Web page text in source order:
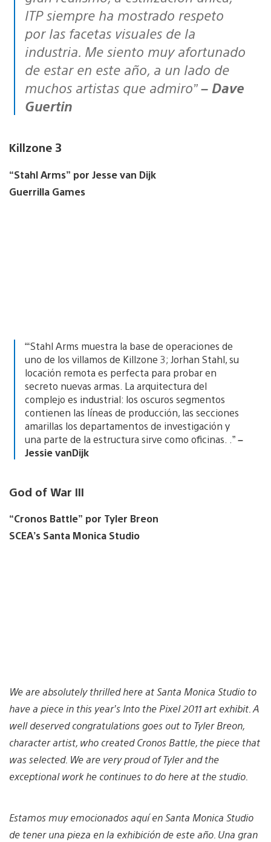
ITP siempre ha mostrado respeto
por las facetas visuales de la
industria. Me siento muy afortunado
de estar en este año, a un lado de
muchos artistas que admiro”– Dave
Guertin
Killzone 3
“Stahl Arms” por Jesse van Dijk
Guerrilla Games
“‘Stahl Arms muestra la base de operaciones de
uno de los villamos de Killzone 3; Jorhan Stahl, su
locación remota es perfecta para probar en
secreto nuevas armas. La arquitectura del
complejo es industrial: los oscuros segmentos
contienen las líneas de producción, las secciones
amarillas los departamentos de investigación y
una parte de la estructura sirve como oficinas. .”–
Jessie vanDijk
God of War III
“Cronos Battle” por Tyler Breon
SCEA’s Santa Monica Studio
We are absolutely thrilled here at Santa Monica Studio to
have a piece in this year’s Into the Pixel 2011 art exhibit. A
well deserved congratulations goes out to Tyler Breon,
character artist, who created Cronos Battle, the piece that
was selected. We are very proud of Tyler and the
exceptional work he continues to do here at the studio.
Estamos muy emocionados aquí en Santa Monica Studio
de tener una pieza en la exhibición de este año. Una gran